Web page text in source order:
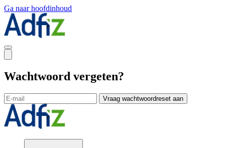
Ga naar hoofdinhoud
Wachtwoord vergeten?
Vraag wachtwoordreset aan